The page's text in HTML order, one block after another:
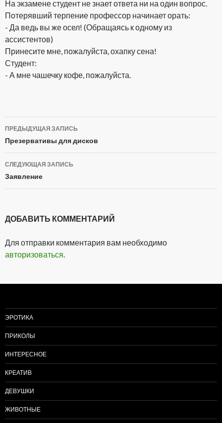
На экзамене студент не знает ответа ни на один вопрос.
Потерявший терпение профессор начинает орать:
- Да ведь вы же осел! (Обращаясь к одному из
ассистентов)
Принесите мне, пожалуйста, охапку сена!
Студент:
- А мне чашечку кофе, пожалуйста.
Навигация
по
записям
ПРЕДЫДУЩАЯ ЗАПИСЬ
Презервативы для дисков
СЛЕДУЮЩАЯ ЗАПИСЬ
Заявление
ДОБАВИТЬ КОММЕНТАРИЙ
Для отправки комментария вам необходимо
авторизоваться.
ЭРОТИКА
ПРИКОЛЫ
ИНТЕРЕСНОЕ
КРЕАТИВ
ДЕВУШКИ
ЖИВОТНЫЕ